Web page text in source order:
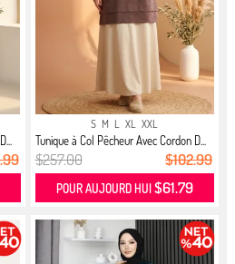
S M L XL XXL
Tunique à Col Pêcheur Avec Cordon D...
$257.00 $102.99
POUR AUJOURD HUI $61.79